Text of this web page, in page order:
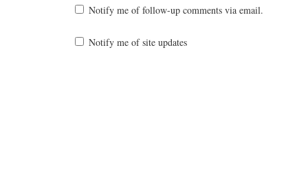
Notify me of follow-up comments via email.
Notify me of site updates